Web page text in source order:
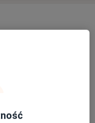
Pyrka